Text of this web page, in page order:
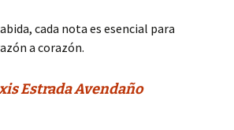
cada nota es esencial para
a corazón.
Estrada Avendaño